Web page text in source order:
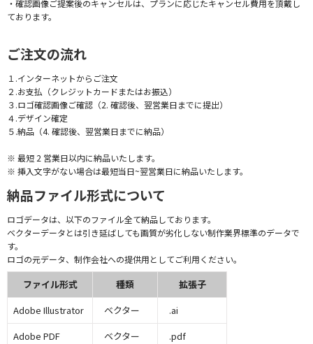
・確認画像ご提案後のキャンセルは、プランに応じたキャンセル費用を頂戴し
ております。
ご注文の流れ
１.インターネットからご注文
２.お支払（クレジットカードまたはお振込）
３.ロゴ確認画像ご確認（2. 確認後、翌営業日までに提出）
４.デザイン確定
５.納品（4. 確認後、翌営業日までに納品）
※ 最短 2 営業日以内に納品いたします。
※ 挿入文字がない場合は最短当日~翌営業日に納品いたします。
納品ファイル形式について
ロゴデータは、以下のファイル全て納品しております。
ベクターデータとは引き延ばしても画質が劣化しない制作業界標準のデータで
す。
ロゴの元データ、制作会社への提供用としてご利用ください。
ファイル形式 種類
拡張子
Adobe Illustrator
ベクター
.ai
Adobe PDF
ベクター
.pdf